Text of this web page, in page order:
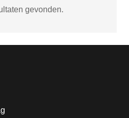
gevonden.